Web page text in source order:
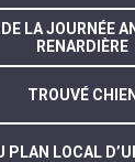
LA JOURNÉE
RENARDIÈRE
TROUVÉ CHIEN
PLAN LOCAL